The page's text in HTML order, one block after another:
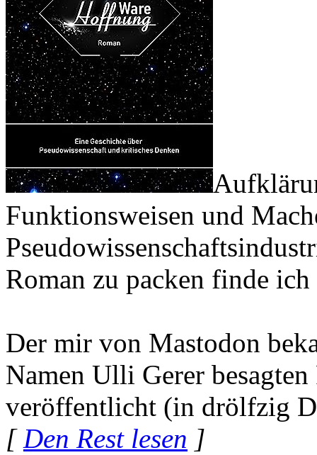
Funktionsweisen und
Roman zu packen finde
Der mir von Mastodon
Namen Ulli Gerer
veröffentlicht (in drölfzig
[Den Rest lesen ]